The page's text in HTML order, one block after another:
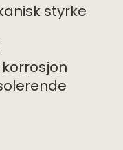
styrke